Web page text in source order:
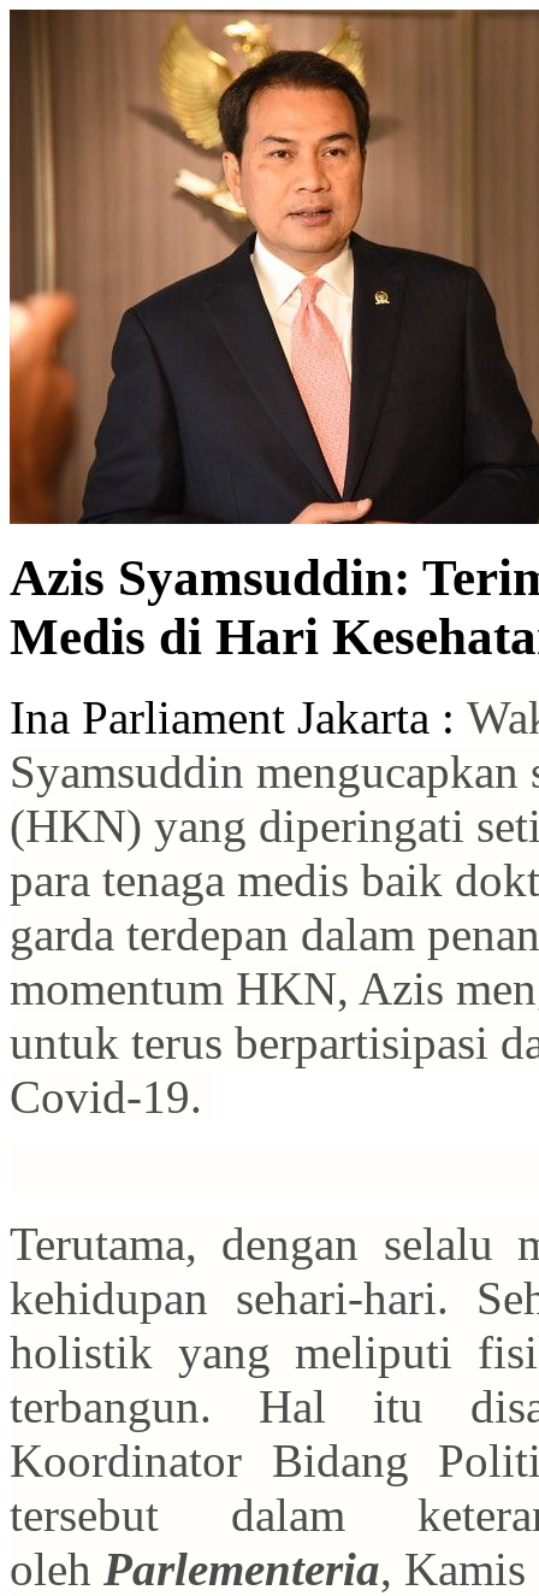
Azis Syamsuddin:
Medis di Hari
Ina Parliament Jakarta :
Syamsuddin
(HKN) yang diperingati
para tenaga medis baik
garda terdepan dalam
momentum HKN, Azis
untuk terus berpartisipasi
Covid-19.
Terutama, dengan selalu
kehidupan sehari-hari.
holistik yang meliputi
terbangun. Hal itu
Koordinator Bidang
tersebut dalam
oleh Parlementeria,